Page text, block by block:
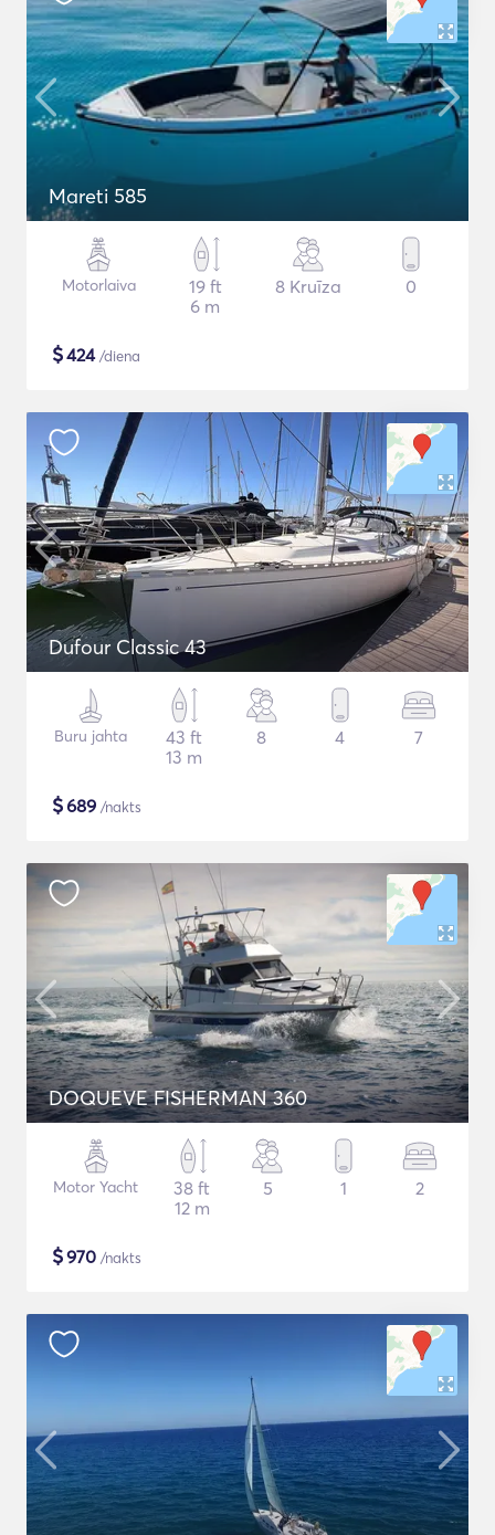
Mareti 585
Motorlaiva
19 ft
6 m
8 Kruīza 0
$424/diena
Dufour Classic 43
Buru jahta
43 ft
13 m
8 4 7
$689 /nakts
DOQUEVE FISHERMAN 360
Motor Yacht
38 ft
12 m
5 1 2
$970 /nakts